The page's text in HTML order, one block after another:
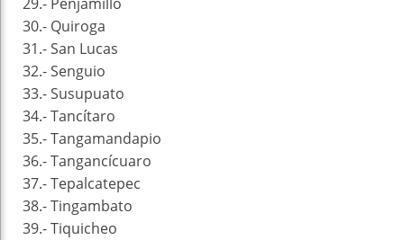
30.- Quiroga
31.- San Lucas
32.- Senguio
33.- Susupuato
34.- Tancítaro
35.- Tangamandapio
36.- Tangancícuaro
37.- Tepalcatepec
38.- Tingambato
39.- Tiquicheo